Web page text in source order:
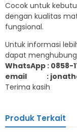
Cocok untuk
dengan kualitas
fungsional.
Untuk informasi
dapat
WhatsApp : 0858-
email :
Terima kasih
Produk Terkait